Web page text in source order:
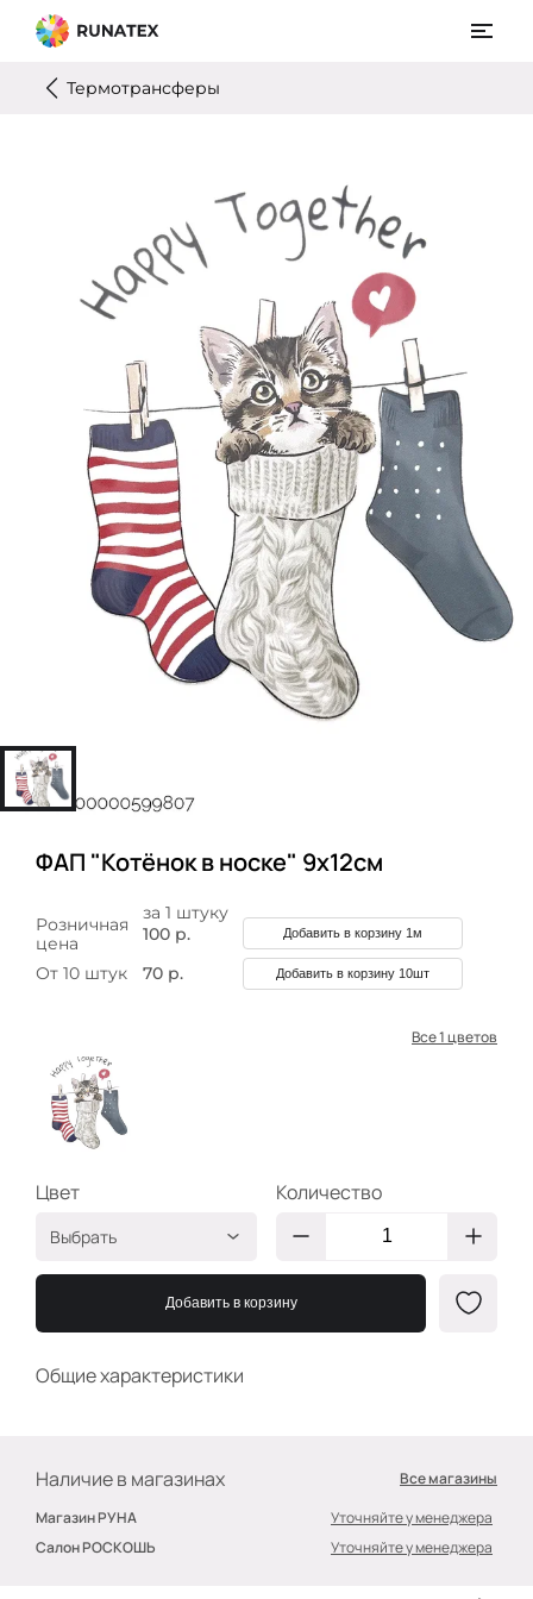
Термотрансферы
ФАП "Котёнок в носке" 9х12см
Общие характеристики
за 1 штуку
Розничная
цена
100 р. Добавить в корзину 1м
От 10 штук 70 р. Добавить в корзину 10шт
Все 1 цветов
Наличие в магазинах
Все магазины
Магазин РУНА
Уточняйте у менеджера
Салон РОСКОШЬ
Уточняйте у менеджера
Цвет
Выбрать
Мультиколор 2400000599807
Количество
Добавить в корзину